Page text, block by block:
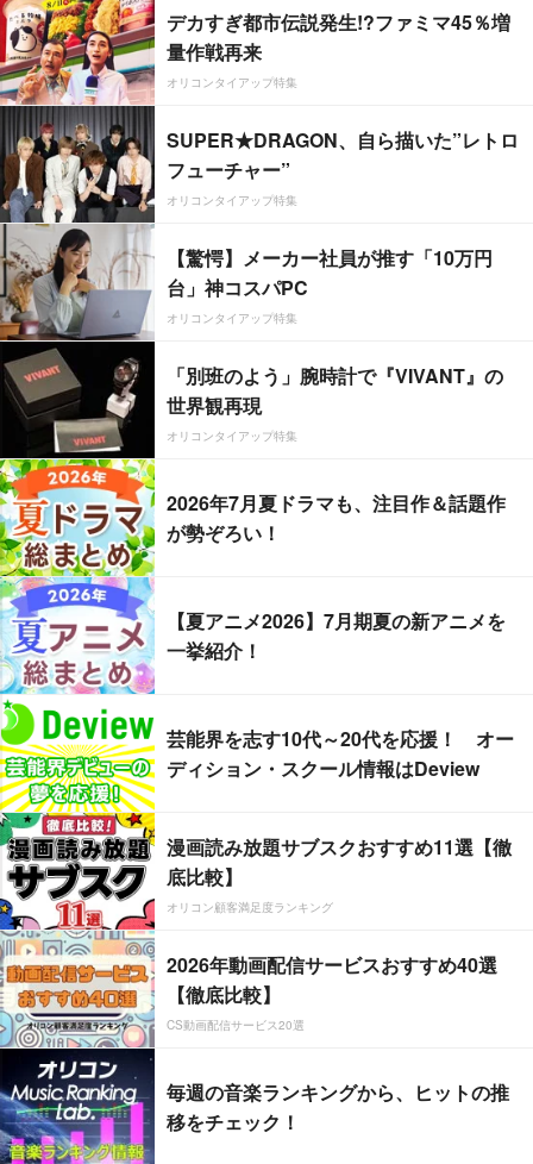
デカすぎ都市伝説発生!?ファミマ45％増
量作戦再来
オリコンタイアップ特集
SUPER★DRAGON、自ら描いた”レトロ
フューチャー”
オリコンタイアップ特集
【驚愕】メーカー社員が推す「10万円
台」神コスパPC
オリコンタイアップ特集
「別班のよう」腕時計で『VIVANT』の
世界観再現
オリコンタイアップ特集
2026年7月夏ドラマも、注目作＆話題作
が勢ぞろい！
【夏アニメ2026】7月期夏の新アニメを
一挙紹介！
芸能界を志す10代～20代を応援！ オー
ディション・スクール情報はDeview
漫画読み放題サブスクおすすめ11選【徹
底比較】
オリコン顧客満足度ランキング
2026年動画配信サービスおすすめ40選
【徹底比較】
CS動画配信サービス20選
毎週の音楽ランキングから、ヒットの推
移をチェック！